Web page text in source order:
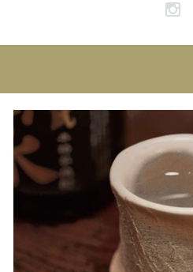
ブ
ン
ス
タ
グ
ラ